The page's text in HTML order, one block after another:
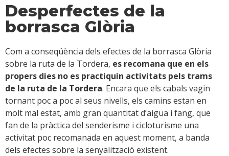
Desperfectes de la
borrasca Glòria
Com a conseqüència dels efectes de la borrasca Glòria
sobre la ruta de la Tordera, es recomana que en els
propers dies no es practiquin activitats pels trams
de la ruta de la Tordera. Encara que els cabals vagin
tornant poc a poc al seus nivells, els camins estan en
molt mal estat, amb gran quantitat d’aigua i fang, que
fan de la pràctica del senderisme i cicloturisme una
activitat poc recomanada en aquest moment, a banda
dels efectes sobre la senyalització existent.